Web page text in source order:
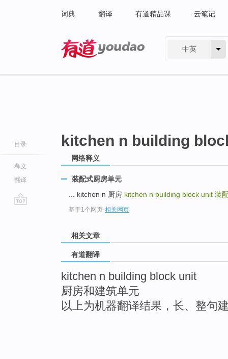
词典 翻译 有道精品课 云笔记
中英
目录
释义
翻译
kitchen n building
网络释义
装配式厨房单元
... kitchen n 厨房 kitchen n building block unit 装
基于1个网页-相关网页
相关文章
有道翻译
kitchen n building block unit
厨房和建筑单元
以上为机器翻译结果，长、整句